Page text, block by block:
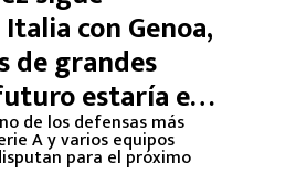
con Genoa,
de grandes
estaría en
de los defensas más
A y varios equipos
para el próximo